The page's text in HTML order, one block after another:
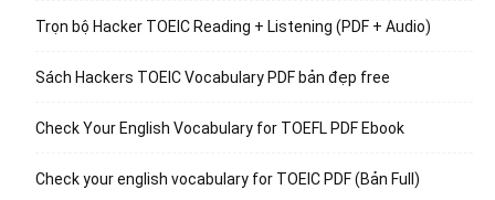
Trọn bộ Hacker TOEIC Reading + Listening (PDF + Audio)
Sách Hackers TOEIC Vocabulary PDF bản đẹp free
Check Your English Vocabulary for TOEFL PDF Ebook
Check your english vocabulary for TOEIC PDF (Bản Full)